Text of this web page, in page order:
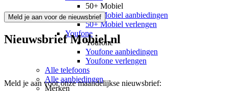
50+ Mobiel
50+ Mobiel aanbiedingen
50+ Mobiel verlengen
Youfone
Youfone
Youfone aanbiedingen
Youfone verlengen
Alle telefoons
Alle aanbiedingen
Merken
Meld je aan voor de nieuwsbrief
Nieuwsbrief Mobiel.nl
Meld je aan voor onze maandelijkse nieuwsbrief: